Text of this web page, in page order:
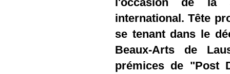
international. Tête
se tenant dans le
Beaux-Arts de
prémices de "Post